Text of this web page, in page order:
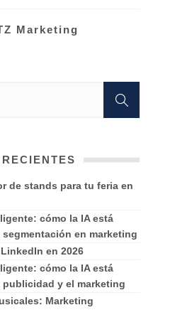
Marketing
de stands para tu feria en
cómo la IA está
en marketing
en 2026
cómo la IA está
y el marketing
Marketing